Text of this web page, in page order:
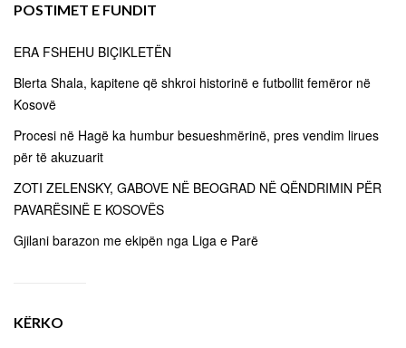
POSTIMET E FUNDIT
ERA FSHEHU BIÇIKLETËN
Blerta Shala, kapitene që shkroi historinë e futbollit femëror në
Kosovë
Procesi në Hagë ka humbur besueshmërinë, pres vendim lirues
për të akuzuarit
ZOTI ZELENSKY, GABOVE NË BEOGRAD NË QËNDRIMIN PËR
PAVARËSINË E KOSOVËS
Gjilani barazon me ekipën nga Liga e Parë
KËRKO